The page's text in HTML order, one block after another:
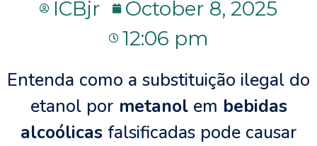
ICBjr
October 8, 2025
12:06 pm
Entenda como a substituição ilegal do
etanol por metanolem bebidas
alcoólicasfalsificadas pode causar